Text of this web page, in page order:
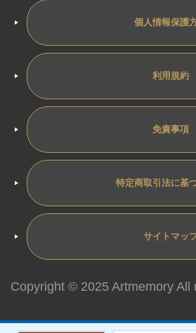
個人情報保護
利用規約
免責事項
特定商取引法に基
サイトマッ
Copyright © 2025 Artmemory All